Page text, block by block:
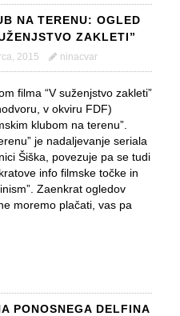
NA TERENU: OGLED
ZAKLETI”
2015 ninacvar
filma “V suženjstvo zakleti”
v okviru FDF)
klubom na terenu”.
je nadaljevanje seriala
Šiška, povezuje pa se tudi
info filmske točke in
Zaenkrat ogledov
moremo plačati, vas pa
PONOSNEGA DELFINA